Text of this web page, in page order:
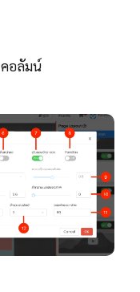
คอลัมน์